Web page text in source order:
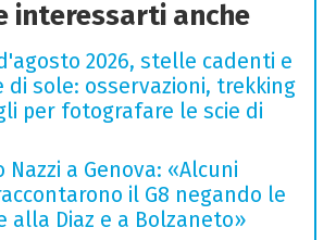
interessarti anche
2026, stelle cadenti e
di sole: osservazioni, trekking
per fotografare le scie di
a Genova: «Alcuni
il G8 negando le
alla Diaz e a Bolzaneto»